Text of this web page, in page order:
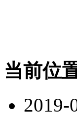
当前位
2019-